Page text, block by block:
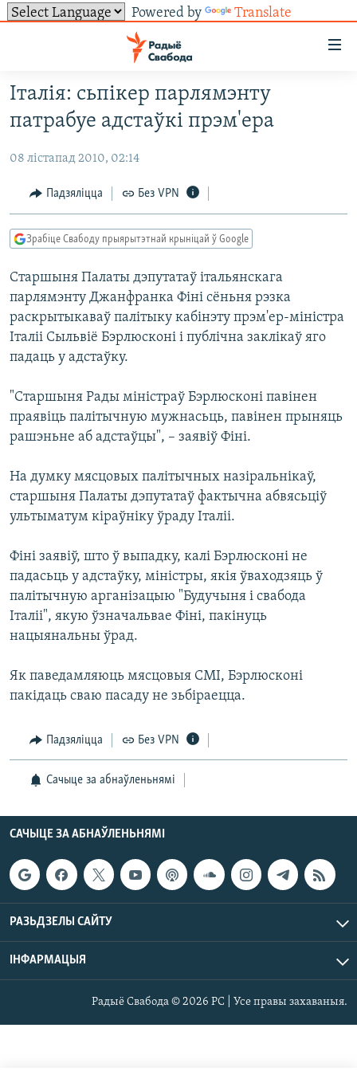
Powered by Translate
ўнівэрсальнага
доступу
да
галоўнага
Перайсьці
да
галоўнай
навігацыі
Перайсьці
да
пошуку
УСЕ НАВІНЫ
ВІДЭА І ФОТА
ЛЮДЗІ
ЭКАНОМІКА
ВАЙНА
БЕЛАРУСЫ НА ВАЙНЕ
ПАЛІТВЯЗЬНІ
КУЛЬТУРА
КАЛЯНДАР
ТОЛЬКІ НА СВАБОДЗЕ
ТЭСТЫ
БЛОГІ
ПАДКАСТЫ
КНІГІ
АЎДЫЁКНІГІ
PREMIUM
МОВА
НА ХВАЛЯХ СВАБОДЫ
СУВЯЗЬ
АБЫСЬЦІ БЛЯКАВАНЬНЕ
ПАДПІСАЦЦА
ПАДКАСТЫ
FACEBOOK
САЧЫЦЕ ЗА АБНАЎЛЕНЬНЯМІ
Усе сайты РС/РСЭ
Італія: сьпікер парлямэнту
патрабуе адстаўкі прэм'ера
08 лістапад 2010, 02:14
Падзяліцца Без VPN
Зрабіце Свабоду прыярытэтнай крыніцай ў Google
Старшыня Палаты дэпутатаў італьянскага
парлямэнту Джанфранка Фіні сёньня рэзка
раскрытыкаваў палітыку кабінэту прэм'ер-міністра
Італіі Сыльвіё Бэрлюсконі і публічна заклікаў яго
падаць у адстаўку.
"Старшыня Рады міністраў Бэрлюсконі павінен
праявіць палітычную мужнасьць, павінен прыняць
рашэньне аб адстаўцы", – заявіў Фіні.
На думку мясцовых палітычных назіральнікаў,
старшыня Палаты дэпутатаў фактычна абвясьціў
ультыматум кіраўніку ўраду Італіі.
Фіні заявіў, што ў выпадку, калі Бэрлюсконі не
падасьць у адстаўку, міністры, якія ўваходзяць ў
палітычную арганізацыю "Будучыня і свабода
Італіі", якую ўзначальвае Фіні, пакінуць
нацыянальны ўрад.
Як паведамляюць мясцовыя СМІ, Бэрлюсконі
пакідаць сваю пасаду не зьбіраецца.
Падзяліцца Без VPN
Сачыце за абнаўленьнямі
САЧЫЦЕ ЗА АБНАЎЛЕНЬНЯМІ
РАЗЬДЗЕЛЫ САЙТУ
ІНФАРМАЦЫЯ
Радыё Свабода © 2026 РС | Усе правы захаваныя.